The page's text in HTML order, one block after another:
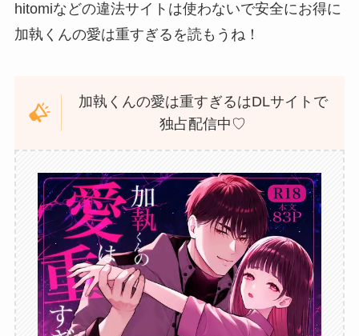
hitomiなどの違法サイトは使わないで安全にお得に
加執くんの愛は重すぎるを読もうね！
加執くんの愛は重すぎるはDLサイトで
独占配信中♡